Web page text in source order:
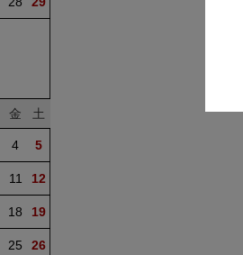
金 土
4 5
11 12
18 19
25 26